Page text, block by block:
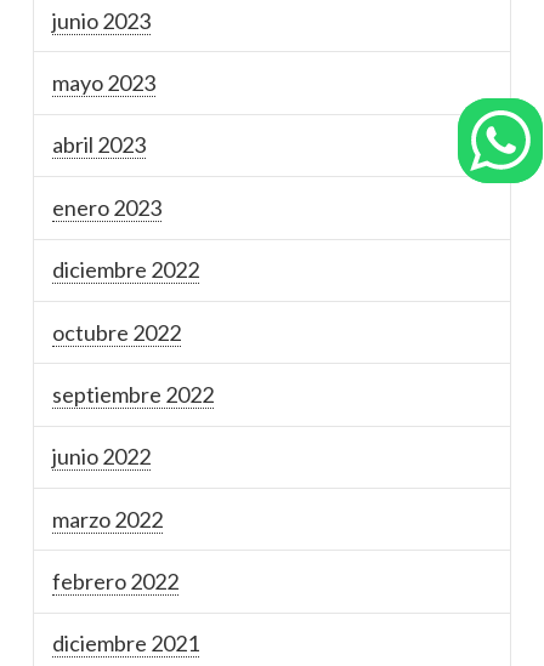
junio 2023
mayo 2023
abril 2023
enero 2023
diciembre 2022
octubre 2022
septiembre 2022
junio 2022
marzo 2022
febrero 2022
diciembre 2021